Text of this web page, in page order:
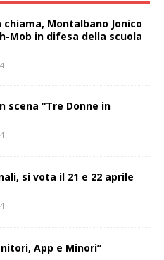
chiama, Montalbano Jonico
Mob in difesa della scuola
scena “Tre Donne in
si vota il 21 e 22 aprile
App e Minori”